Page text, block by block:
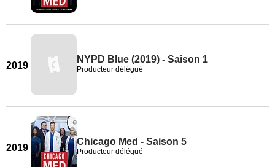
2019
NYPD Blue (2019) - Saison 1
Producteur délégué
2019
Chicago Med - Saison 5
Producteur délégué